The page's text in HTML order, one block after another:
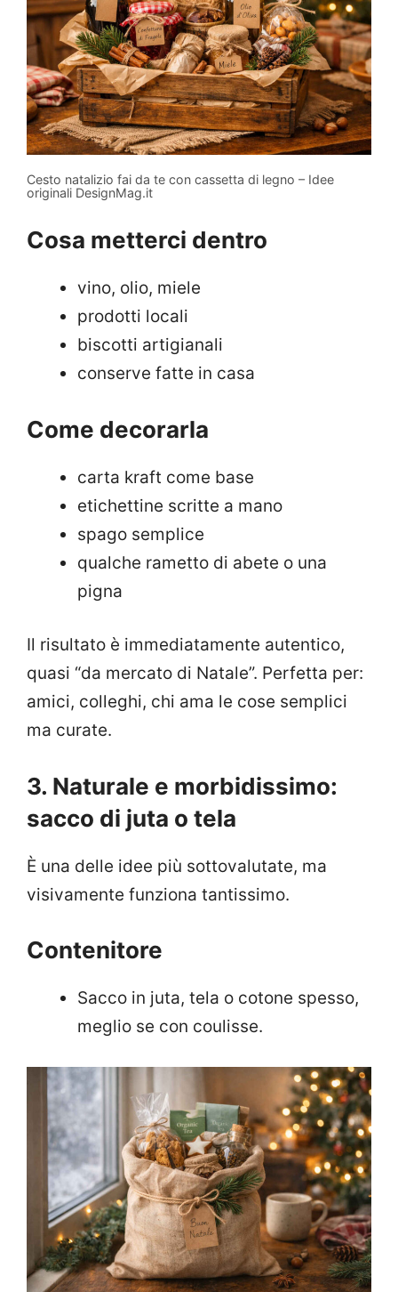
Cesto natalizio fai da te con cassetta di legno – Idee
originali DesignMag.it
Cosa metterci dentro
vino, olio, miele
prodotti locali
biscotti artigianali
conserve fatte in casa
Come decorarla
carta kraft come base
etichettine scritte a mano
spago semplice
qualche rametto di abete o una
pigna
Il risultato è immediatamente autentico,
quasi “da mercato di Natale”. Perfetta per:
amici, colleghi, chi ama le cose semplici
ma curate.
3. Naturale e morbidissimo:
sacco di juta o tela
È una delle idee più sottovalutate, ma
visivamente funziona tantissimo.
Contenitore
Sacco in juta, tela o cotone spesso,
meglio se con coulisse.